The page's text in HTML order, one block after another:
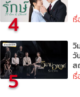
4 เ
5
วิ
วั
ส
เ